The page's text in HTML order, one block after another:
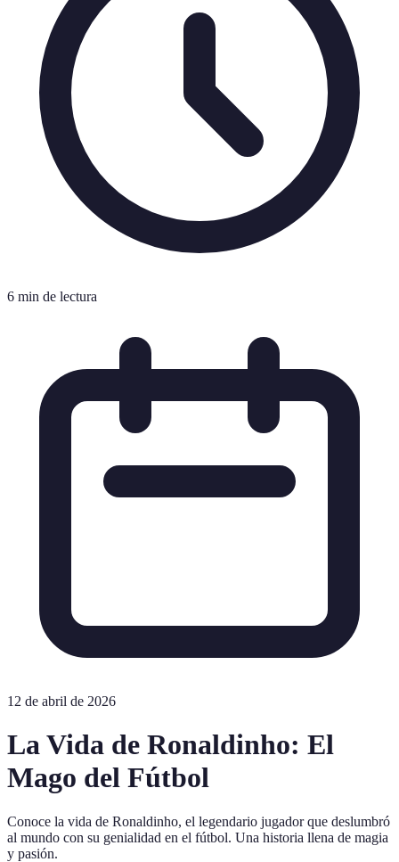
6 min de lectura
12 de abril de 2026
La Vida de Ronaldinho: El
Mago del Fútbol
Conoce la vida de Ronaldinho, el legendario jugador que deslumbró
al mundo con su genialidad en el fútbol. Una historia llena de magia
y pasión.